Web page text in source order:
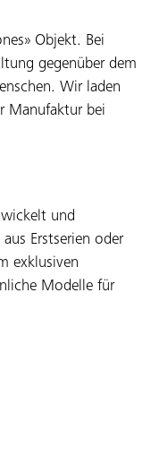
Objekt. Bei
gegenüber dem
Wir laden
Manufaktur bei
und
Erstserien oder
exklusiven
Modelle für